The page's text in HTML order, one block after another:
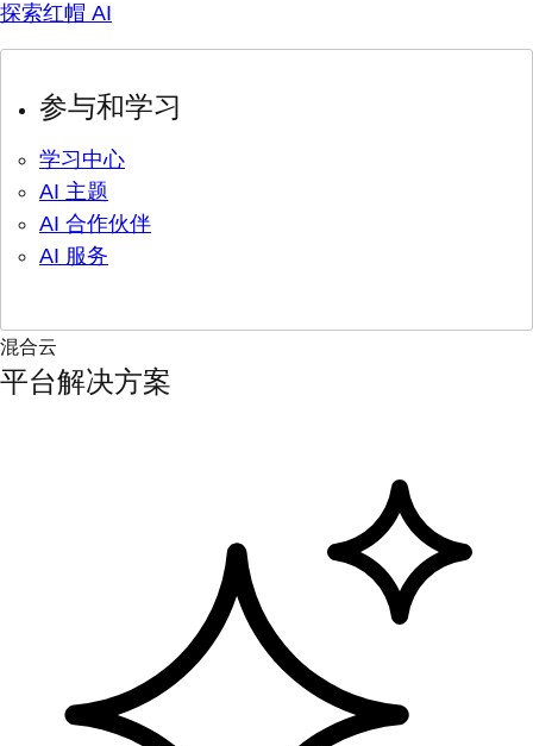
探索红帽 AI
参与和学习
学习中心
AI 主题
AI 合作伙伴
AI 服务
混合云
平台解决方案